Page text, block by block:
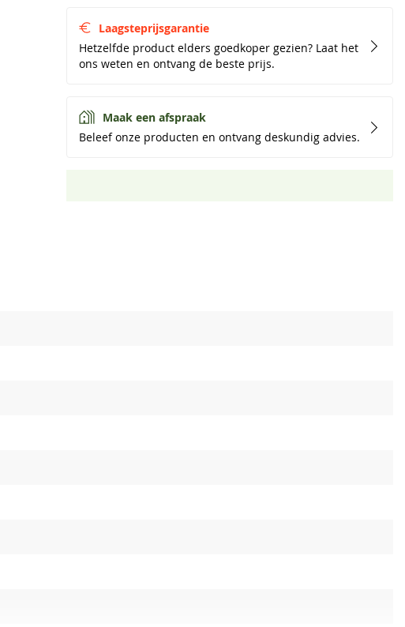
Laagsteprijsgarantie
Hetzelfde product elders goedkoper gezien? Laat het
ons weten en ontvang de beste prijs.
Maak een afspraak
Beleef onze producten en ontvang deskundig advies.